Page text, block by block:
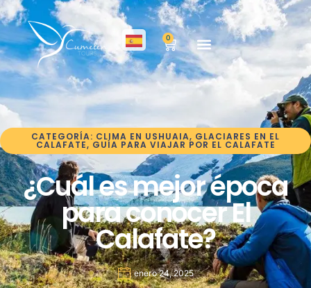
0
CATEGORÍA: CLIMA EN USHUAIA, GLACIARES EN EL
CALAFATE, GUÍA PARA VIAJAR POR EL CALAFATE
¿Cuál es mejor época
para conocer El
Calafate?
enero 24, 2025